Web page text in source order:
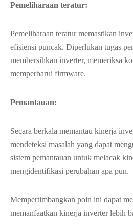
Pemeliharaan teratur:
Pemeliharaan teratur memastikan
efisiensi puncak. Diperlukan tugas
membersihkan inverter, memeriksa
memperbarui firmware.
Pemantauan:
Secara berkala memantau kinerja
mendeteksi masalah yang dapat
sistem pemantauan untuk melacak
mengidentifikasi perubahan apa pun.
Mempertimbangkan poin ini dapat
memanfaatkan kinerja inverter lebih